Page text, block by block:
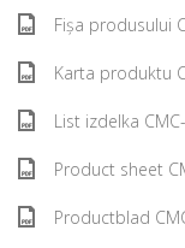
Fișa produsului
Karta produktu
List izdelka
Product sheet
Productblad